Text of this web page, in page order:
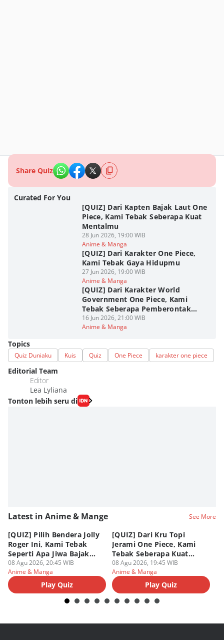
Share Quiz
Curated For You
[QUIZ] Dari Kapten Bajak Laut One
Piece, Kami Tebak Seberapa Kuat
Mentalmu
28 Jun 2026, 19:00 WIB
Anime & Manga
[QUIZ] Dari Karakter One Piece,
Kami Tebak Gaya Hidupmu
27 Jun 2026, 19:00 WIB
Anime & Manga
[QUIZ] Dari Karakter World
Government One Piece, Kami
Tebak Seberapa Pemberontak
Dirimu
16 Jun 2026, 21:00 WIB
Anime & Manga
Topics
Quiz Duniaku Kuis Quiz One Piece karakter one piece
Editorial Team
Editor
Lea Lyliana
Tonton lebih seru di
Latest in Anime & Mange See More
[QUIZ] Pilih Bendera Jolly
Roger Ini, Kami Tebak
Seperti Apa Jiwa Bajak
Laut Dalam Dirimu
08 Agu 2026, 20:45 WIB
Anime & Manga
Play Quiz
[QUIZ] Dari Kru Topi
Jerami One Piece, Kami
Tebak Seberapa Kuat
Mentalmu
08 Agu 2026, 19:45 WIB
Anime & Manga
Play Quiz